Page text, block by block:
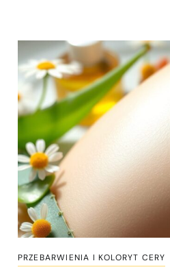
PRZEBARWIENIA I KOLORYT CERY